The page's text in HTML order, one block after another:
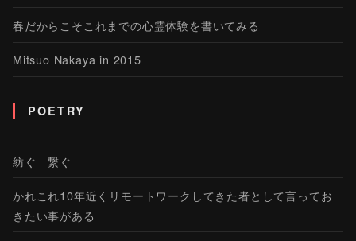
春だからこそこれまでの心霊体験を書いてみる
Mitsuo Nakaya in 2015
POETRY
紡ぐ 繋ぐ
かれこれ10年近くリモートワークしてきた者として言ってお
きたい事がある